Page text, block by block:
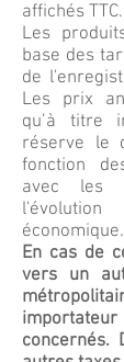
affichés TTC.
Les
base des
de
Les prix
qu’à titre
réserve le
fonction
avec les
économique.
En cas de
vers un
concernés.